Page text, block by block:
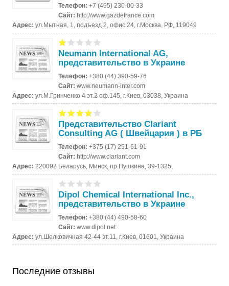
Телефон:+7 (495) 230-00-33
Сайт:http://www.gazdefrance.com
Адрес:ул.Мытная, 1, подъезд 2, офис 24, г.Москва, РФ, 119049
Neumann International AG,
представительство в Украине
Телефон:+380 (44) 390-59-76
Сайт:www.neumann-inter.com
Адрес:ул.М.Гринченко 4 эт.2 оф.145, г.Киев, 03038, Украина
Представительство Clariant
Consulting AG ( Швейцария ) в РБ
Телефон:+375 (17) 251-61-91
Сайт:http://www.clariant.com
Адрес: 220092 Беларусь, Минск, пр.Пушкина, 39-1325,
Dipol Chemical International Inc.,
представительство в Украине
Телефон:+380 (44) 490-58-60
Сайт:www.dipol.net
Адрес:ул.Шелковичная 42-44 эт.11, г.Киев, 01601, Украина
Последние отзывы